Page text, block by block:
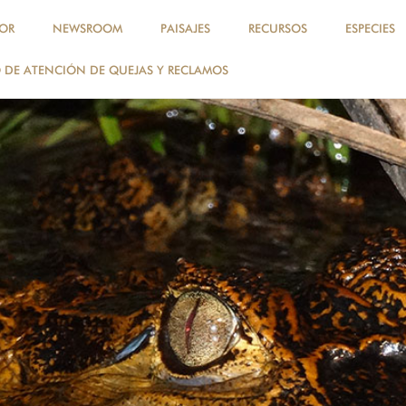
NEWSROOM PAISAJES RECURSOS ESPECIES
ATENCIÓN DE QUEJAS Y RECLAMOS